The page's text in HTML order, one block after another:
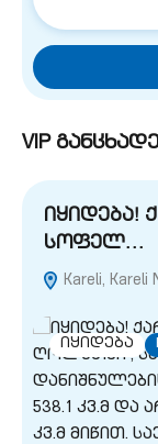
VIP
იყიდება!
სოფელ…
Kareli, Kareli
იყიდება